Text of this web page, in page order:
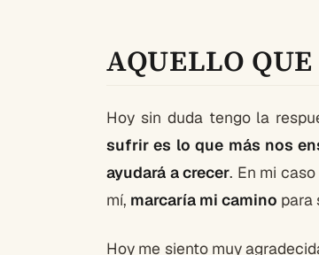
AQUELLO
Hoy sin duda tengo la
sufrir es lo que más nos
ayudará a crecer. En mi
mí, marcaría mi camino para
Hoy me siento muy